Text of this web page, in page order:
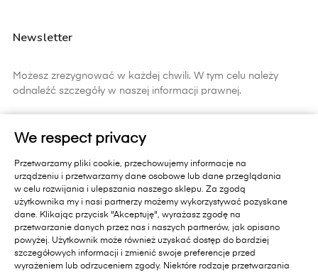
Newsletter
Możesz zrezygnować w każdej chwili. W tym celu należy
odnaleźć szczegóły w naszej informacji prawnej.
otrzymywanie informacji handlowych od Primavera Furniture Sp. z
o.o. 11-010 Barczewo, Dąbrówka Mała 18 A.. Pamiętaj, zgoda jest
dobrowolna i masz prawo cofnąć zgodę w każdym czasie oraz
prawo dostępu do danych, sprostowania, usunięcia lub
ograniczenia przetwarzania, prawo wniesienia skargi do organu
nadzorczego lub przeniesienia danych. Administratorem Państwa
danych jest Primavera Furniture Sp. z o.o. 11-010 Barczewo,
Dąbrówka Mała 18A.. Administrator przetwarza dane zgodnie z
We respect privacy
Przetwarzamy pliki cookie, przechowujemy informacje na
urządzeniu i przetwarzamy dane osobowe lub dane przeglądania
w celu rozwijania i ulepszania naszego sklepu. Za zgodą
użytkownika my i nasi partnerzy możemy wykorzystywać pozyskane
dane. Klikając przycisk "Akceptuję", wyrażasz zgodę na
przetwarzanie danych przez nas i naszych partnerów, jak opisano
powyżej. Użytkownik może również uzyskać dostęp do bardziej
szczegółowych informacji i zmienić swoje preferencje przed
wyrażeniem lub odrzuceniem zgody. Niektóre rodzaje przetwarzania